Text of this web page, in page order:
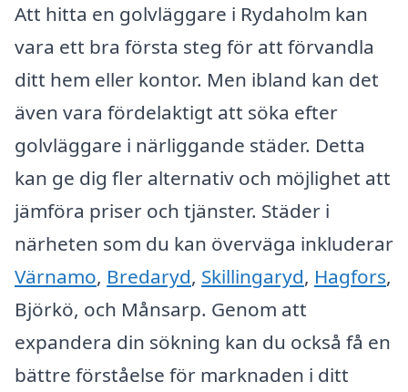
Att hitta en golvläggare i Rydaholm kan
vara ett bra första steg för att förvandla
ditt hem eller kontor. Men ibland kan det
även vara fördelaktigt att söka efter
golvläggare i närliggande städer. Detta
kan ge dig fler alternativ och möjlighet att
jämföra priser och tjänster. Städer i
närheten som du kan överväga inkluderar
Värnamo, Bredaryd, Skillingaryd, Hagfors,
Björkö, och Månsarp. Genom att
expandera din sökning kan du också få en
bättre förståelse för marknaden i ditt